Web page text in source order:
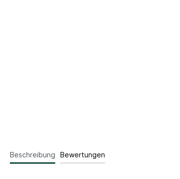
Beschreibung Bewertungen